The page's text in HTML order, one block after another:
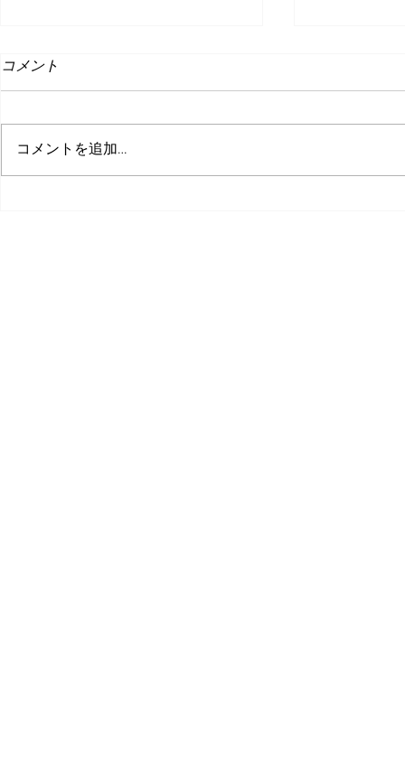
W勉強会 フォロー記事 ピコラボ08
コメント
コメントを追加…